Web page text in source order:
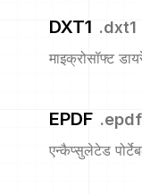
DXT1 .dxt1
माइक्रोसॉफ्ट
EPDF .epdf
एन्कैप्सुलेटेड